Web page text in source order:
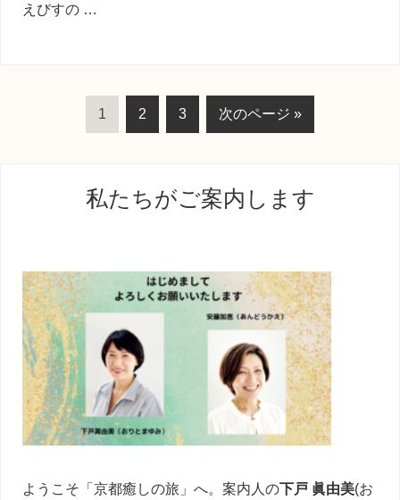
えびすの …
ペ
ー
1
ペ
ー
2
ペ
ー
3
移
動
次のページ »
サ
イ
ド
バ
ー
私たちがご案内します
ようこそ「京都癒しの旅」へ。案内人の下戸 眞由美(お